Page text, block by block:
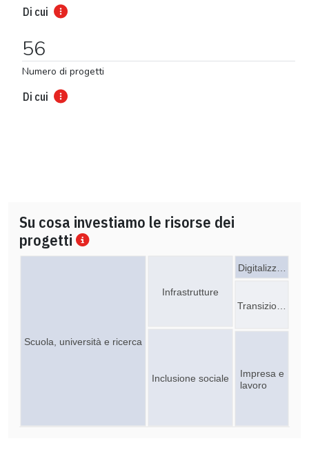
Di cui
56
Numero di progetti
Di cui
Su cosa investiamo le risorse dei
progetti
Digitalizz…
Scuola, università e ricerca
Impresa e
lavoro
Inclusione sociale
Infrastrutture
Transizio…